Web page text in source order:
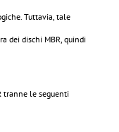
Tuttavia, tale
dei dischi MBR, quindi
tranne le seguenti